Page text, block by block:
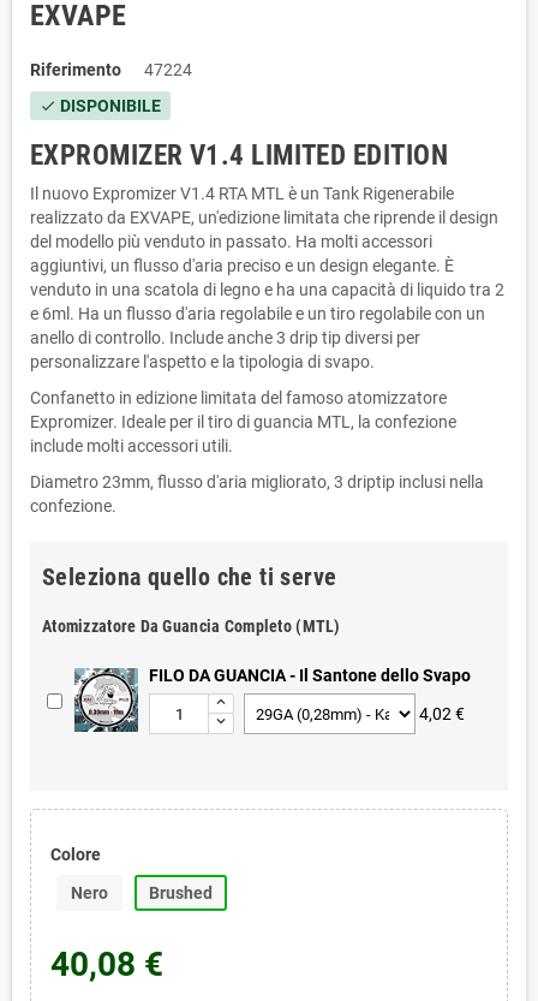
EXVAPE
Riferimento 47224
check DISPONIBILE
EXPROMIZER V1.4 LIMITED EDITION
Il nuovo Expromizer V1.4 RTA MTL è un Tank Rigenerabile
realizzato da EXVAPE, un'edizione limitata che riprende il design
del modello più venduto in passato. Ha molti accessori
aggiuntivi, un flusso d'aria preciso e un design elegante. È
venduto in una scatola di legno e ha una capacità di liquido tra 2
e 6ml. Ha un flusso d'aria regolabile e un tiro regolabile con un
anello di controllo. Include anche 3 drip tip diversi per
personalizzare l'aspetto e la tipologia di svapo.
Confanetto in edizione limitata del famoso atomizzatore
Expromizer. Ideale per il tiro di guancia MTL, la confezione
include molti accessori utili.
Diametro 23mm, flusso d'aria migliorato, 3 driptip inclusi nella
confezione.
Seleziona quello che ti serve
Atomizzatore Da Guancia Completo (MTL)
FILO DA GUANCIA - Il Santone dello Svapo
4,02 €
Colore
Nero
Brushed
40,08 €